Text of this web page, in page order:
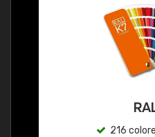
216